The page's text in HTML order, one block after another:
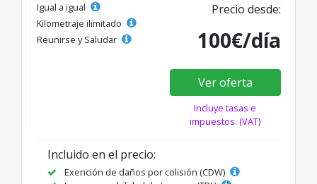
Igual a igual
Kilometraje ilimitado
Reunirse y Saludar
Precio desde:
100€/día
Ver oferta
Incluye tasas e
impuestos. (VAT)
Incluido en el precio:
Exención de daños por colisión (CDW)